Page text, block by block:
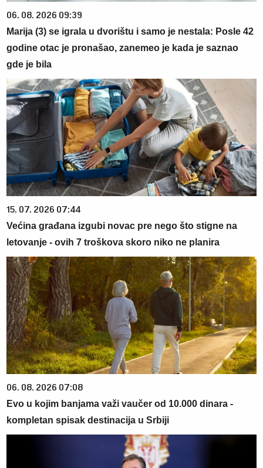
06. 08. 2026 09:39
Marija (3) se igrala u dvorištu i samo je nestala: Posle 42
godine otac je pronašao, zanemeo je kada je saznao
gde je bila
15. 07. 2026 07:44
Većina građana izgubi novac pre nego što stigne na
letovanje - ovih 7 troškova skoro niko ne planira
06. 08. 2026 07:08
Evo u kojim banjama važi vaučer od 10.000 dinara -
kompletan spisak destinacija u Srbiji